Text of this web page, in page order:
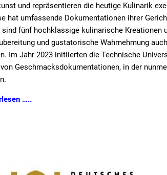
und repräsentieren die heutige Kulinarik
hat umfassende Dokumentationen ihrer
sind fünf hochklassige kulinarische Kreationen
und gustatorische Wahrnehmung
Im Jahr 2023 initiierten die Technische
von Geschmacksdokumentationen, in der
…..